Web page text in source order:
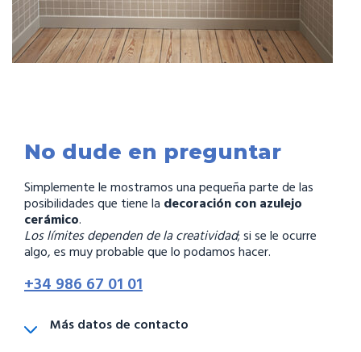
No dude en preguntar
Simplemente le mostramos una pequeña parte de las
posibilidades que tiene la decoración con azulejo
cerámico.
Los límites dependen de la creatividad; si se le ocurre
algo, es muy probable que lo podamos hacer.
+34 986 67 01 01
Más datos de contacto